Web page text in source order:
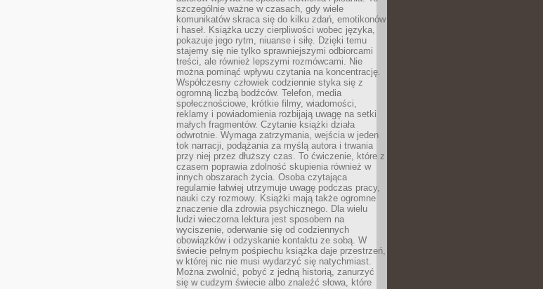
szczególnie ważne w czasach, gdy wiele
komunikatów skraca się do kilku zdań, emotikonów
i haseł. Książka uczy cierpliwości wobec języka,
pokazuje jego rytm, niuanse i siłę. Dzięki temu
stajemy się nie tylko sprawniejszymi odbiorcami
treści, ale również lepszymi rozmówcami. Nie
można pominąć wpływu czytania na koncentrację.
Współczesny człowiek codziennie styka się z
ogromną liczbą bodźców. Telefon, media
społecznościowe, krótkie filmy, wiadomości,
reklamy i powiadomienia rozbijają uwagę na setki
małych fragmentów. Czytanie książki działa
odwrotnie. Wymaga zatrzymania, wejścia w jeden
tok narracji, podążania za myślą autora i trwania
przy niej przez dłuższy czas. To ćwiczenie, które z
czasem poprawia zdolność skupienia również w
innych obszarach życia. Osoba czytająca
regularnie łatwiej utrzymuje uwagę podczas pracy,
nauki czy rozmowy. Książki mają także ogromne
znaczenie dla zdrowia psychicznego. Dla wielu
ludzi wieczorna lektura jest sposobem na
wyciszenie, oderwanie się od codziennych
obowiązków i odzyskanie kontaktu ze sobą. W
świecie pełnym pośpiechu książka daje przestrzeń,
w której nic nie musi wydarzyć się natychmiast.
Można zwolnić, pobyć z jedną historią, zanurzyć
się w cudzym świecie albo znaleźć słowa, które